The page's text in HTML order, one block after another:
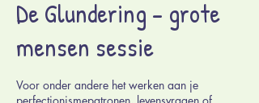
De Glundering - grote
mensen sessie
Voor onder andere het werken aan je
perfectionismepatronen, levensvragen of